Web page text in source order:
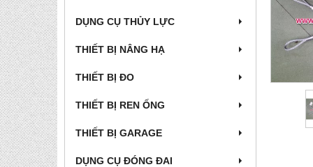
DỤNG CỤ THỦY LỰC
THIẾT BỊ NÂNG HẠ
THIẾT BỊ ĐO
THIẾT BỊ REN ỐNG
THIẾT BỊ GARAGE
DỤNG CỤ ĐÓNG ĐAI